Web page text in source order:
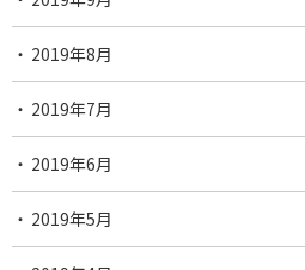
2019年8月
2019年7月
2019年6月
2019年5月